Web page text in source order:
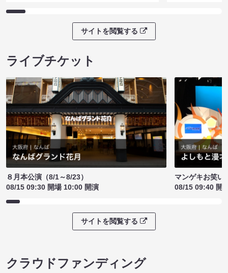
サイトを閲覧する
ライブチケット
８月本公演（8/1～8/23）
08/15 09:30 開場 10:00 開演
マンゲキお笑い
08/15 09:40 開
サイトを閲覧する
クラウドファンディング